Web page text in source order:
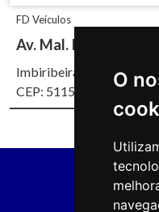
O
FD Veículos
Av. Mal.
Imbiribeira, Recife/PE
CEP: 51150-000